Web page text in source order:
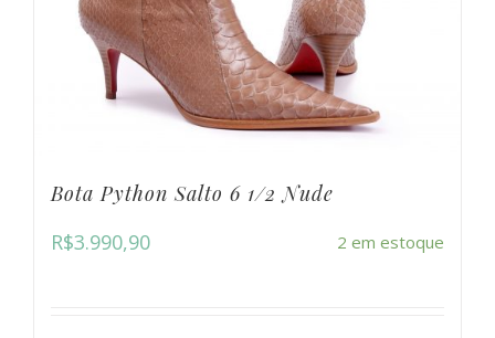
Bota Python Salto 6 1/2 Nude
R$3.990,90 2 em estoque